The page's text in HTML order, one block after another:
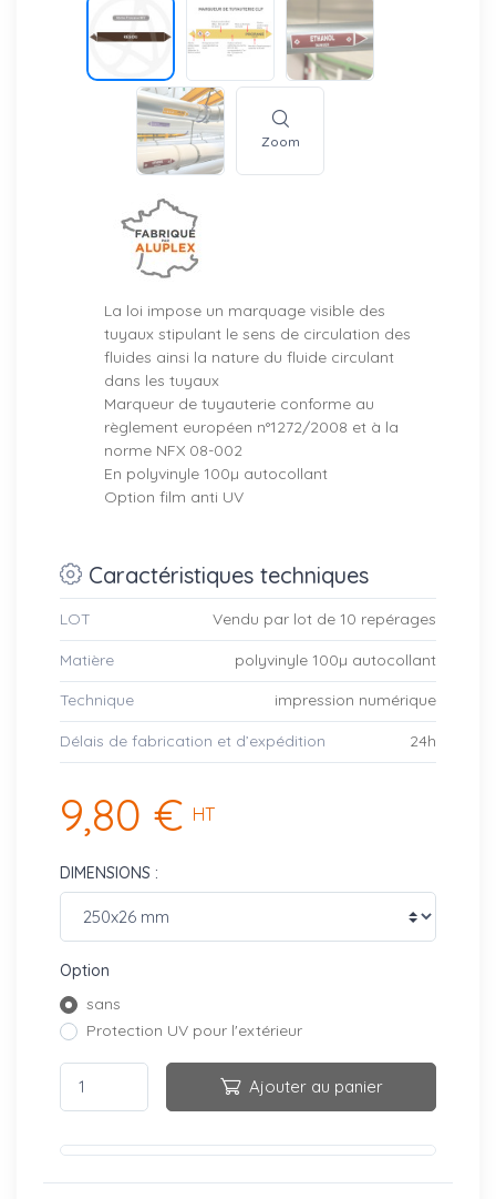
Zoom
La loi impose un marquage visible des
tuyaux stipulant le sens de circulation des
fluides ainsi la nature du fluide circulant
dans les tuyaux
Marqueur de tuyauterie conforme au
règlement européen n°1272/2008 et à la
norme NFX 08-002
En polyvinyle 100µ autocollant
Option film anti UV
Caractéristiques techniques
LOT Vendu par lot de 10 repérages
Matière polyvinyle 100µ autocollant
Technique impression numérique
Délais de fabrication et d’expédition 24h
9,80 € HT
DIMENSIONS :
Option
sans
Protection UV pour l'extérieur
Ajouter au panier